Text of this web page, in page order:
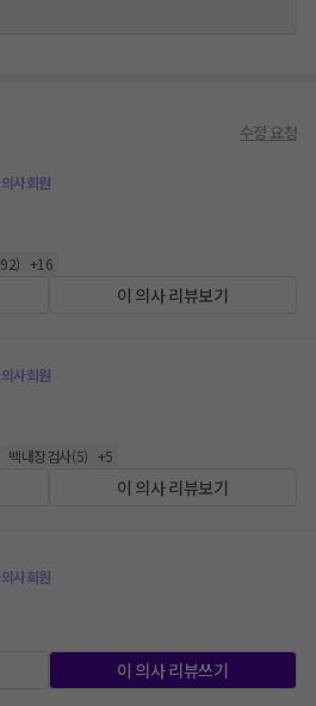
수정 요청
의사회원
92) +16
이 의사 리뷰보기
의사회원
백내장검사(5) +5
이 의사 리뷰보기
의사회원
이 의사 리뷰쓰기